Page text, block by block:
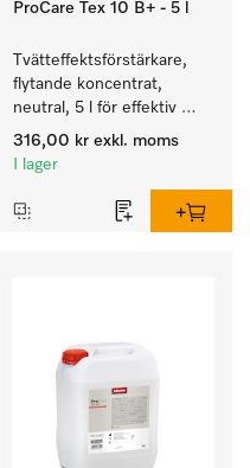
ProCare Tex 10 B+ - 5 l
Tvätteffektsförstärkare,
flytande koncentrat,
neutral, 5 l för effektiv
borttagning av fettbaserad
smuts.
316,00 kr exkl. moms
I lager